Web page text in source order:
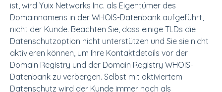
ist, wird Yuix Networks Inc. als Eigentümer des
Domainnamens in der WHOIS-Datenbank aufgeführt,
nicht der Kunde. Beachten Sie, dass einige TLDs die
Datenschutzoption nicht unterstützen und Sie sie nicht
aktivieren können, um Ihre Kontaktdetails vor der
Domain Registry und der Domain Registry WHOIS-
Datenbank zu verbergen. Selbst mit aktiviertem
Datenschutz wird der Kunde immer noch als